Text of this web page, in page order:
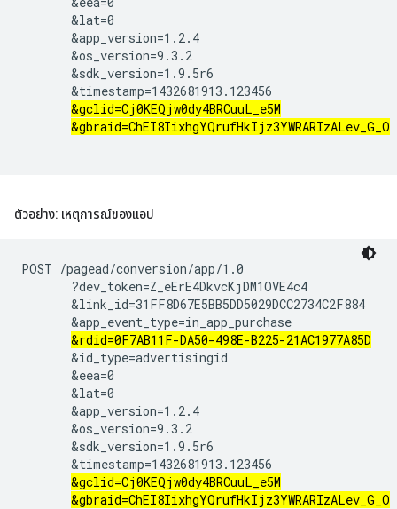
       &lat=0
       &app_version=1.2.4
       &os_version=9.3.2
       &sdk_version=1.9.5r6
       &timestamp=1432681913.123456
&gclid=Cj0KEQjw0dy4BRCuuL_e5M
&gbraid=ChEI8IixhgYQrufHkIjz3YWRARIzALev_G_O
ตัวอย่าง: เหตุการณ์ของแอป
POST /pagead/conversion/app/1.0
       ?dev_token=Z_eErE4DkvcKjDM1OVE4c4
       &link_id=31FF8D67E5BB5DD5029DCC2734C2F884
       &app_event_type=in_app_purchase
&rdid=0F7AB11F-DA50-498E-B225-21AC1977A85D
       &id_type=advertisingid
       &eea=0
       &lat=0
       &app_version=1.2.4
       &os_version=9.3.2
       &sdk_version=1.9.5r6
       &timestamp=1432681913.123456
&gclid=Cj0KEQjw0dy4BRCuuL_e5M
&gbraid=ChEI8IixhgYQrufHkIjz3YWRARIzALev_G_O